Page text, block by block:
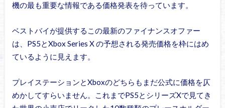
機の最も重要な情報である価格発表を待っています。
ベストバイが提供するこの最新のファイナンスオファー
は、PS5とXbox Series X の予想される発売価格を枠にはめ
ているように見えます。
プレイステーションとXboxのどちらもまだ公式に価格を仄
めかしてすらいません。これまでPS5とシリーズXで見てき